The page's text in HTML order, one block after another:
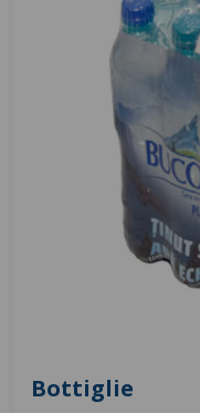
Bottiglie